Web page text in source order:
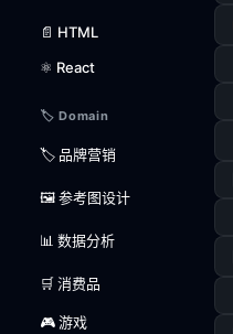
📄 HTML
⚛️ React
🏷️ Domain
🏷️ 品牌营销
🖼️ 参考图设计
📊 数据分析
🛒 消费品
🎮 游戏